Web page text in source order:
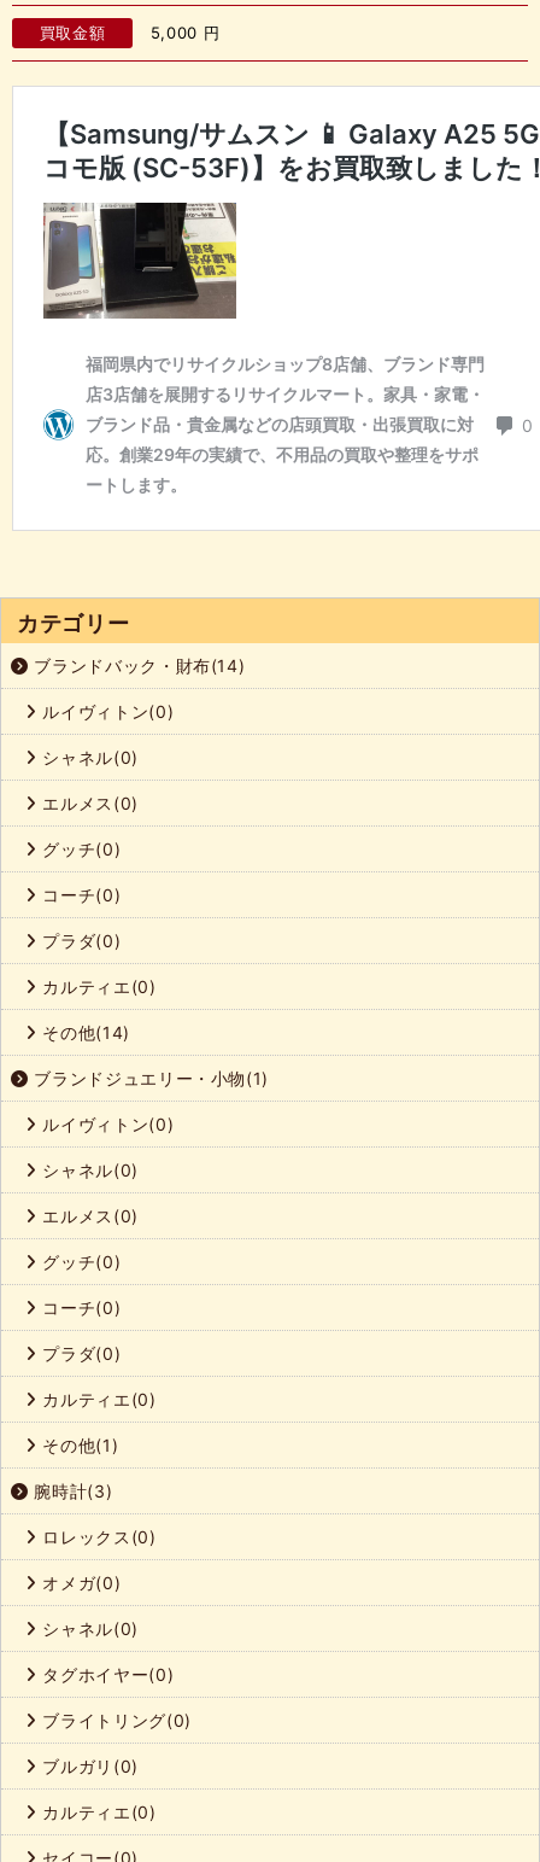
買取金額 5,000 円
カテゴリー
ブランドバック・財布(14)
ルイヴィトン(0)
シャネル(0)
エルメス(0)
グッチ(0)
コーチ(0)
プラダ(0)
カルティエ(0)
その他(14)
ブランドジュエリー・小物(1)
ルイヴィトン(0)
シャネル(0)
エルメス(0)
グッチ(0)
コーチ(0)
プラダ(0)
カルティエ(0)
その他(1)
腕時計(3)
ロレックス(0)
オメガ(0)
シャネル(0)
タグホイヤー(0)
ブライトリング(0)
ブルガリ(0)
カルティエ(0)
セイコー(0)